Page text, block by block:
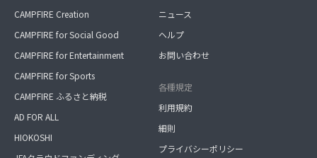
CAMPFIRE Creation
CAMPFIRE for Social Good
CAMPFIRE for Entertainment
CAMPFIRE for Sports
CAMPFIRE ふるさと納税
AD FOR ALL
HIOKOSHI
ニュース
ヘルプ
お問い合わせ
各種規定
利用規約
細則
プライバシーポリシー